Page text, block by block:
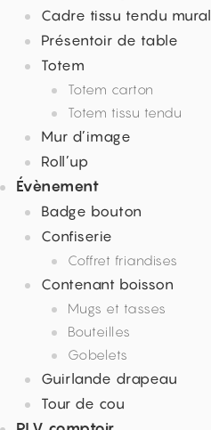
Cadre tissu tendu mural
Présentoir de table
Totem
Totem carton
Totem tissu tendu
Mur d’image
Roll’up
Évènement
Badge bouton
Confiserie
Coffret friandises
Contenant boisson
Mugs et tasses
Bouteilles
Gobelets
Guirlande drapeau
Tour de cou